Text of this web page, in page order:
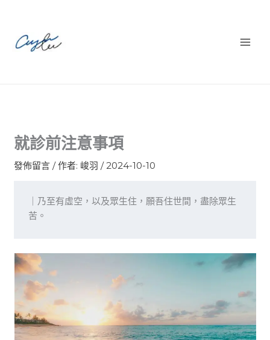
就診前注意事項
發佈留言 / 作者: 峻羽/2024-10-10
｜乃至有虛空，以及眾生住，願吾住世間，盡除眾生
苦。